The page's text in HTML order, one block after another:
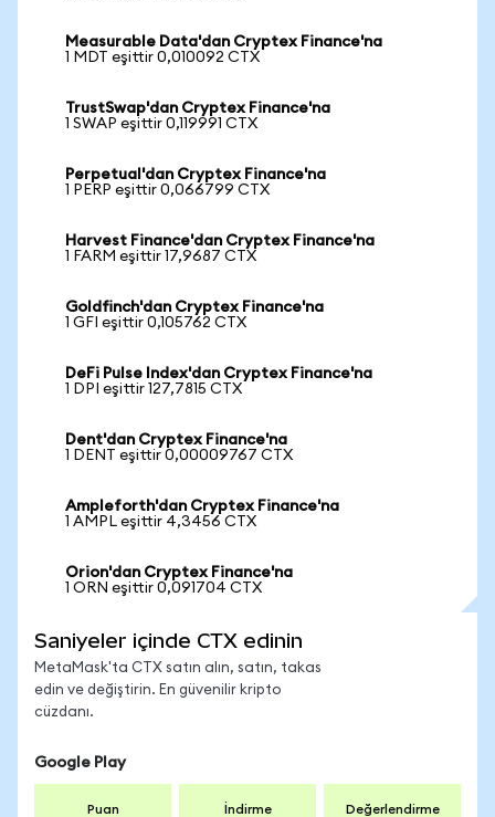
Measurable Data'dan Cryptex Finance'na
1 MDT eşittir 0,010092 CTX
TrustSwap'dan Cryptex Finance'na
1 SWAP eşittir 0,119991 CTX
Perpetual'dan Cryptex Finance'na
1 PERP eşittir 0,066799 CTX
Harvest Finance'dan Cryptex Finance'na
1 FARM eşittir 17,9687 CTX
Goldfinch'dan Cryptex Finance'na
1 GFI eşittir 0,105762 CTX
DeFi Pulse Index'dan Cryptex Finance'na
1 DPI eşittir 127,7815 CTX
Dent'dan Cryptex Finance'na
1 DENT eşittir 0,00009767 CTX
Ampleforth'dan Cryptex Finance'na
1 AMPL eşittir 4,3456 CTX
Orion'dan Cryptex Finance'na
1 ORN eşittir 0,091704 CTX
Saniyeler içinde CTX edinin
MetaMask'ta CTX satın alın, satın, takas
edin ve değiştirin. En güvenilir kripto
cüzdanı.
Google Play
Puan İndirme Değerlendirme